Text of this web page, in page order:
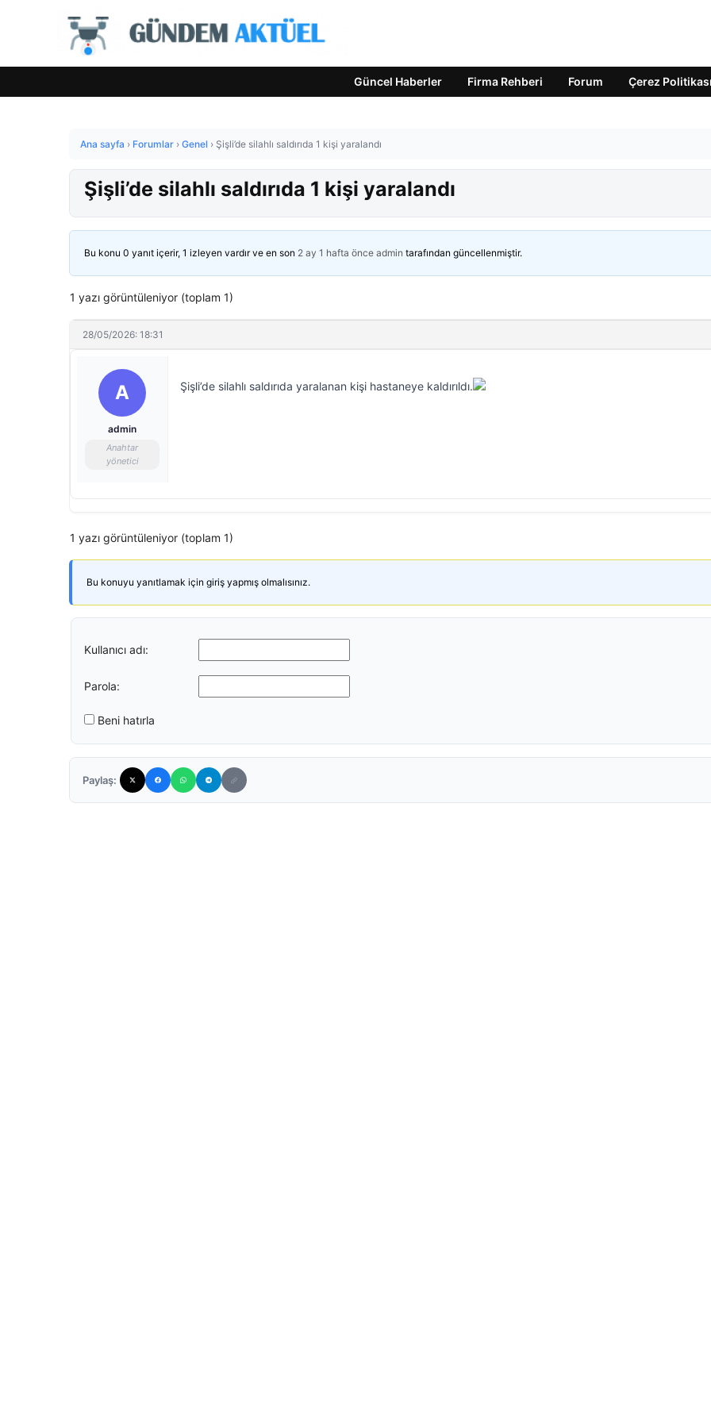
Güncel Haberler Firma Rehberi Forum Çerez Politikası
Ana sayfa › Forumlar › Genel › Şişli’de silahlı saldırıda 1 kişi yaralandı
Şişli’de silahlı saldırıda 1 kişi yaralandı
Bu konu 0 yanıt içerir, 1 izleyen vardır ve en son 2 ay 1 hafta önce admin tarafından güncellenmiştir.
1 yazı görüntüleniyor (toplam 1)
28/05/2026: 18:31
A
admin
Anahtar
yönetici
Şişli’de silahlı saldırıda yaralanan kişi hastaneye kaldırıldı.
1 yazı görüntüleniyor (toplam 1)
Bu konuyu yanıtlamak için giriş yapmış olmalısınız.
Kullanıcı adı:
Parola:
Beni hatırla
Paylaş: